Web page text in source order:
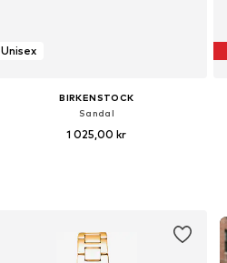
Unisex
BIRKENSTOCK
Sandal
1 025,00 kr